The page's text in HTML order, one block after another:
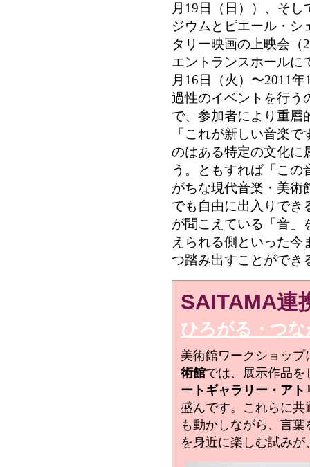
月19日（日））、そ
ジウムとピエール・シ
タリー映画の上映会（
エントランスホールに
月16日（火）〜2011
過性のイベントを行う
で、参加者により重層
「これが新しい音楽
のはある特定の文化に
う。ともすれば「こ
がちな現代音楽・美術
でも自由に出入りでき
が聞こえている「音」
えられる側といった
つ踏み出すことができ
SAITAMA連
ひろがる・つ
美術館ワークショッ
術館では、展示作品
ートギャラリー・アト
盛んです。これらに
も動かしながら、言
を身近に楽しむ試み